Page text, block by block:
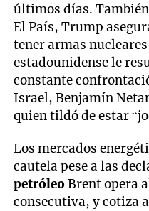
últimos días.
El País, Trump
tener armas
estadounidense le
constante
Israel, Benjamín
quien tildó de estar
Los mercados
cautela pese a las
petróleoBrent opera
consecutiva, y cotiza